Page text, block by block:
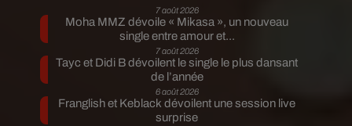
7 août 2026
Moha MMZ dévoile « Mikasa », un nouveau
single entre amour et...
7 août 2026
Tayc et Didi B dévoilent le single le plus dansant
de l’année
6 août 2026
Franglish et Keblack dévoilent une session live
surprise